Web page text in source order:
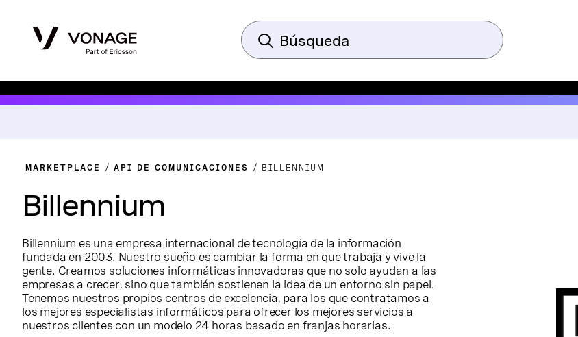
MARKETPLACE API DE COMUNICACIONES BILLENNIUM
Billennium
Billennium es una empresa internacional de tecnología de la información
fundada en 2003. Nuestro sueño es cambiar la forma en que trabaja y vive la
gente. Creamos soluciones informáticas innovadoras que no solo ayudan a las
empresas a crecer, sino que también sostienen la idea de un entorno sin papel.
Tenemos nuestros propios centros de excelencia, para los que contratamos a
los mejores especialistas informáticos para ofrecer los mejores servicios a
nuestros clientes con un modelo 24 horas basado en franjas horarias.